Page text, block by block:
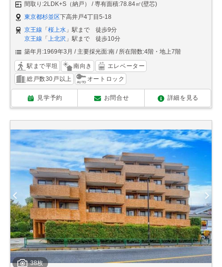
間取り:2LDK+S（納戸）
専有面積:78.84㎡(壁芯)
東京都杉並区下高井戸4丁目5-18
京王線 「 桜上水 」駅まで 徒歩9分
京王線 「 上北沢 」駅まで 徒歩10分
築年月:1969年3月
主要採光面:南 所在階数:4階・地上7階
駅まで平坦 南向き
エレベーター
総戸数30戸以上
オートロック
見学予約 お問合せ 詳細を見る
38枚